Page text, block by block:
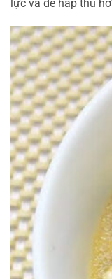
lực và dễ hấp thu